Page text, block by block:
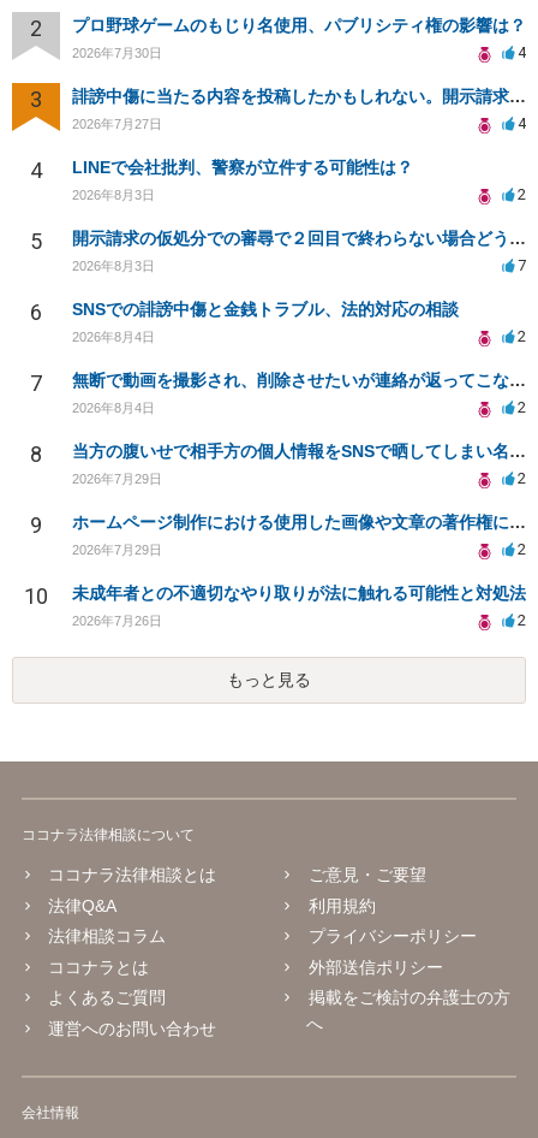
2 プロ野球ゲームのもじり名使用、パブリシティ権の影響は？
2026年7月30日 4
3 誹謗中傷に当たる内容を投稿したかもしれない。開示請求や民事刑事裁判に発展しうるのか教えて欲しい。
2026年7月27日 4
4 LINEで会社批判、警察が立件する可能性は？
2026年8月3日 2
5 開示請求の仮処分での審尋で２回目で終わらない場合どうしたらいいですか
2026年8月3日 7
6 SNSでの誹謗中傷と金銭トラブル、法的対応の相談
2026年8月4日 2
7 無断で動画を撮影され、削除させたいが連絡が返ってこない。
2026年8月4日 2
8 当方の腹いせで相手方の個人情報をSNSで晒してしまい名誉毀損させてしまったかもしれない
2026年7月29日 2
9 ホームページ制作における使用した画像や文章の著作権について
2026年7月29日 2
10 未成年者との不適切なやり取りが法に触れる可能性と対処法
2026年7月26日 2
もっと見る
ココナラ法律相談について
ココナラ法律相談とは
法律Q&A
法律相談コラム
ココナラとは
よくあるご質問
運営へのお問い合わせ
ご意見・ご要望
利用規約
プライバシーポリシー
外部送信ポリシー
掲載をご検討の弁護士の方
へ
会社情報